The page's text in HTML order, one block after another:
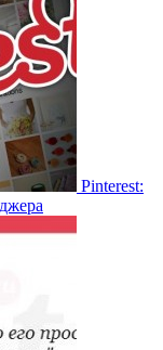
Pinterest: